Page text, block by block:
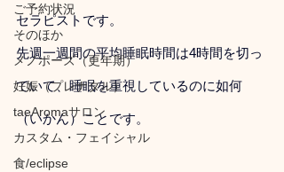
ご予約状況
そのほか
メノポーズ（更年期）
妊娠（プレナタル）
taeAromaサロン
カスタム・フェイシャル
食/eclipse
セラピストです。
先週一週間の平均睡眠時間は4時間を切っ
ていて、睡眠を重視しているのに如何
（いかん）ことです。